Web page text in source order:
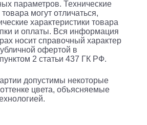
параметров. Технические
могут отличаться,
характеристики товара
и оплаты. Вся информация
носит справочный характер
офертой в
2 статьи 437 ГК РФ.
допустимы некоторые
цвета, объясняемые